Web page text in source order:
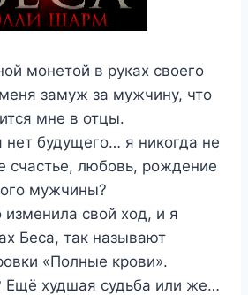
монетой в руках своего
замуж за мужчину, что
мне в отцы.
будущего… я никогда не
счастье, любовь, рождение
мужчины?
изменила свой ход, и я
Беса, так называют
«Полные крови».
Ещё худшая судьба или же…